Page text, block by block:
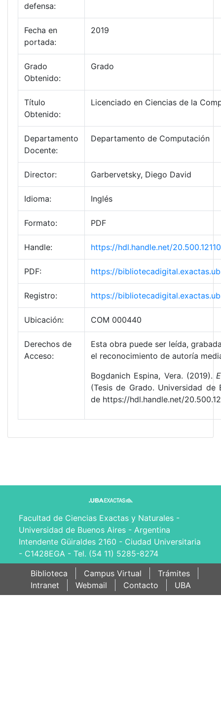
defensa:
Fecha en
portada:
2019
Grado
Obtenido:
Grado
Título
Obtenido:
Licenciado en Ciencias de la
Departamento
Docente:
Departamento de Computación
Director: Garbervetsky, Diego David
Idioma: Inglés
Formato: PDF
Handle: https://hdl.handle.net/
PDF: https://
Registro: https://
Ubicación: COM 000440
Derechos de
Acceso:
Esta obra puede ser leída,
el reconocimiento de autoría
Bogdanich Espina, Vera. (2019).
(Tesis de Grado. Universidad de
de https://hdl.handle.net/
Facultad de Ciencias Exactas y Naturales -
Universidad de Buenos Aires - Argentina
Intendente Güiraldes 2160 - Ciudad Universitaria
- C1428EGA - Tel. (54 11) 5285-8274
Biblioteca
Campus Virtual
Trámites
Intranet
Webmail Contacto UBA